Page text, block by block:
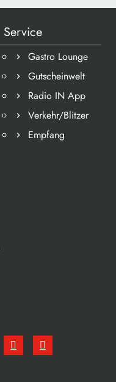
Service
Gastro Lounge
Gutscheinwelt
Radio IN App
Verkehr/Blitzer
Empfang